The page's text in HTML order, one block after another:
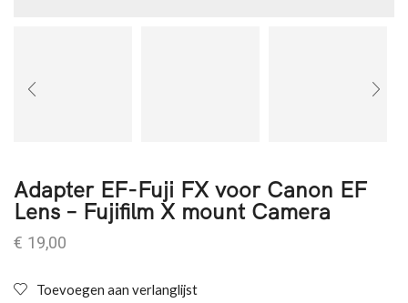
Adapter EF-Fuji FX voor Canon EF
Lens – Fujifilm X mount Camera
€ 19,00
Toevoegen aan verlanglijst